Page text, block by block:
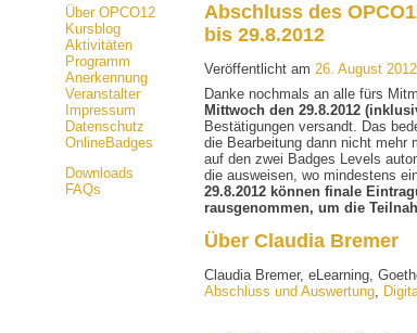
Über OPCO12
Kursblog
Aktivitäten
Programm
Anerkennung
Veranstalter
Impressum
Datenschutz
OnlineBadges
Downloads
FAQs
Abschluss des
bis 29.8.2012
Veröffentlicht am 26. August 2012
Danke nochmals an alle fürs
Mittwoch den 29.8.2012
Bestätigungen versandt. Das
die Bearbeitung dann nicht mehr
auf den zwei Badges Levels
die ausweisen, wo mindestens
29.8.2012 können finale
rausgenommen, um die
Über Claudia Bremer
Claudia Bremer, eLearning,
Abschluss und Auswertung,